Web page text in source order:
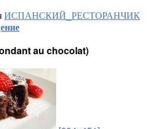
ИСПАНСКИЙ_РЕСТОРАНЧИК
au chocolat)